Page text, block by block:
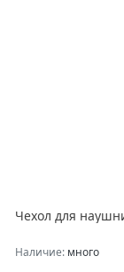
Наличие: много